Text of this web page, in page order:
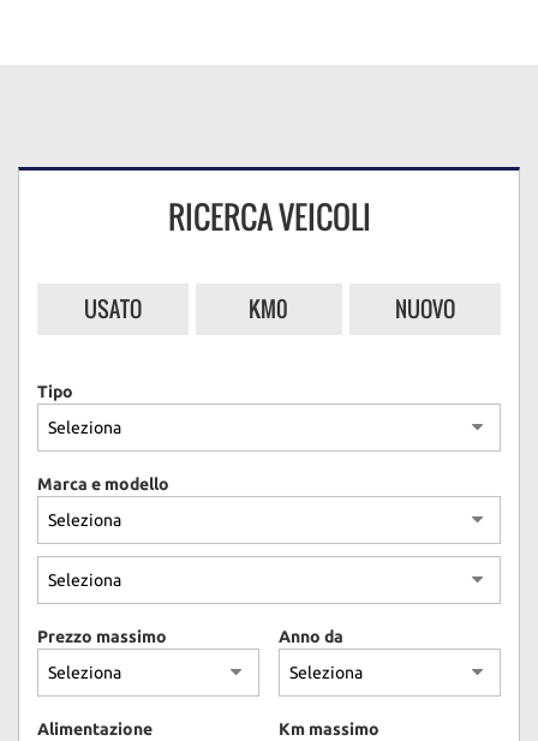
RICERCA VEICOLI
USATO KM0 NUOVO
Tipo
Marca e modello
Prezzo massimo Anno da
Alimentazione Km massimo